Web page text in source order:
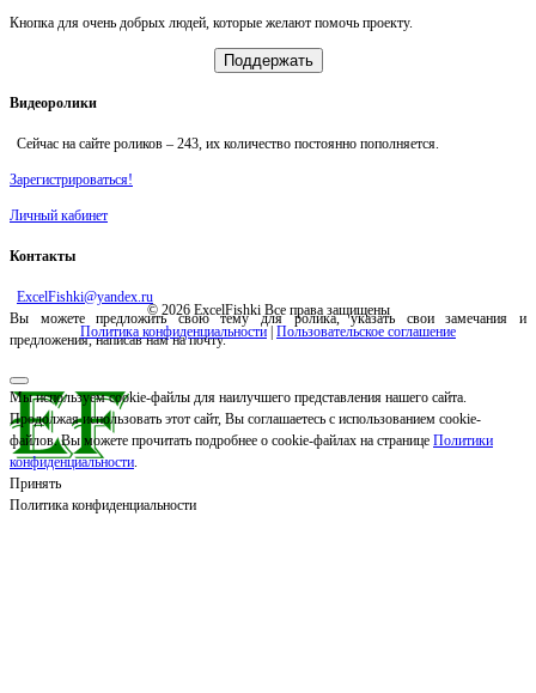
Кнопка для очень добрых людей, которые желают помочь проекту.
Поддержать
Видеоролики
Сейчас на сайте роликов – 243 , их количество постоянно пополняется.
Зарегистрироваться!
Личный кабинет
Контакты
ExcelFishki@yandex.ru
Вы можете предложить свою тему для ролика, указать свои замечания и
предложения, написав нам на почту.
© 2026 ExcelFishki Все права защищены
Политика конфиденциальности| Пользовательское соглашение
Мы используем cookie-файлы для наилучшего представления нашего сайта.
Продолжая использовать этот сайт, Вы соглашаетесь с использованием cookie-
файлов. Вы можете прочитать подробнее о cookie-файлах на странице Политики
конфиденциальности
Принять
Политика конфиденциальности